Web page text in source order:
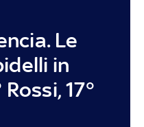
Le
in
17°